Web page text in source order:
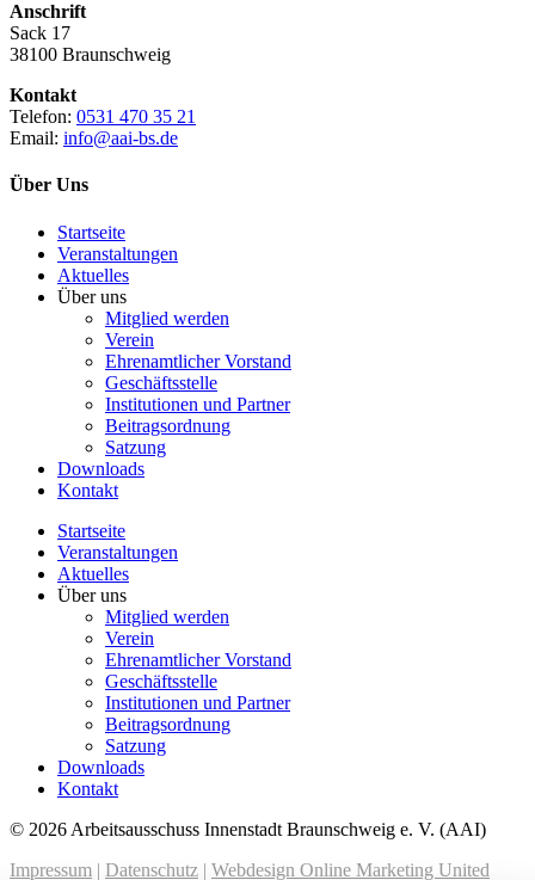
Anschrift
Sack 17
38100 Braunschweig
Kontakt
Telefon: 0531 470 35 21
Email: info@aai-bs.de
Über Uns
Startseite
Veranstaltungen
Aktuelles
Über uns
Mitglied werden
Verein
Ehrenamtlicher Vorstand
Geschäftsstelle
Institutionen und Partner
Beitragsordnung
Satzung
Downloads
Kontakt
Startseite
Veranstaltungen
Aktuelles
Über uns
Mitglied werden
Verein
Ehrenamtlicher Vorstand
Geschäftsstelle
Institutionen und Partner
Beitragsordnung
Satzung
Downloads
Kontakt
© 2026 Arbeitsausschuss Innenstadt Braunschweig e. V. (AAI)
Impressum | Datenschutz | Webdesign Online Marketing United